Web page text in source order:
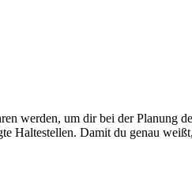
werden, um dir bei der Planung
Haltestellen. Damit du genau